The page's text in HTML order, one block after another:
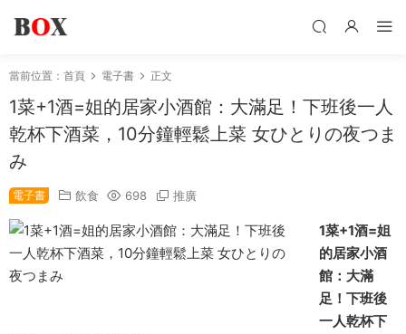
當前位置： 首頁 電子書 正文
1菜+1酒=姐的居家小酒館：大滿足！下班後一人
乾杯下酒菜，10分鐘輕鬆上菜 女ひとりの夜つま
み
電子書 飲食 698 推廣
1菜+1酒=姐
的居家小酒
館：大滿
足！下班後
一人乾杯下